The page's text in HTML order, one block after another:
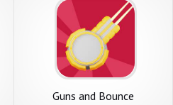
Guns and Bounce